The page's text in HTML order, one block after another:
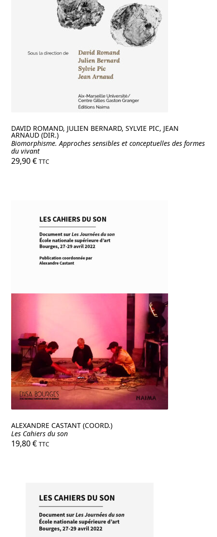
DAVID ROMAND, JULIEN BERNARD, SYLVIE PIC, JEAN
ARNAUD (DIR.)
Biomorphisme. Approches sensibles et conceptuelles des formes
du vivant
29,90€ TTC
ALEXANDRE CASTANT (COORD.)
Les Cahiers du son
19,80€ TTC